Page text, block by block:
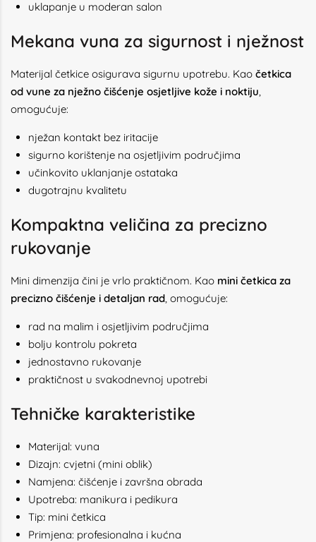
uklapanje u moderan salon
Mekana vuna za sigurnost i nježnost
Materijal četkice osigurava sigurnu upotrebu. Kao četkica
od vune za nježno čišćenje osjetljive kože i noktiju,
omogućuje:
nježan kontakt bez iritacije
sigurno korištenje na osjetljivim područjima
učinkovito uklanjanje ostataka
dugotrajnu kvalitetu
Kompaktna veličina za precizno
rukovanje
Mini dimenzija čini je vrlo praktičnom. Kao mini četkica za
precizno čišćenje i detaljan rad, omogućuje:
rad na malim i osjetljivim područjima
bolju kontrolu pokreta
jednostavno rukovanje
praktičnost u svakodnevnoj upotrebi
Tehničke karakteristike
Materijal: vuna
Dizajn: cvjetni (mini oblik)
Namjena: čišćenje i završna obrada
Upotreba: manikura i pedikura
Tip: mini četkica
Primjena: profesionalna i kućna